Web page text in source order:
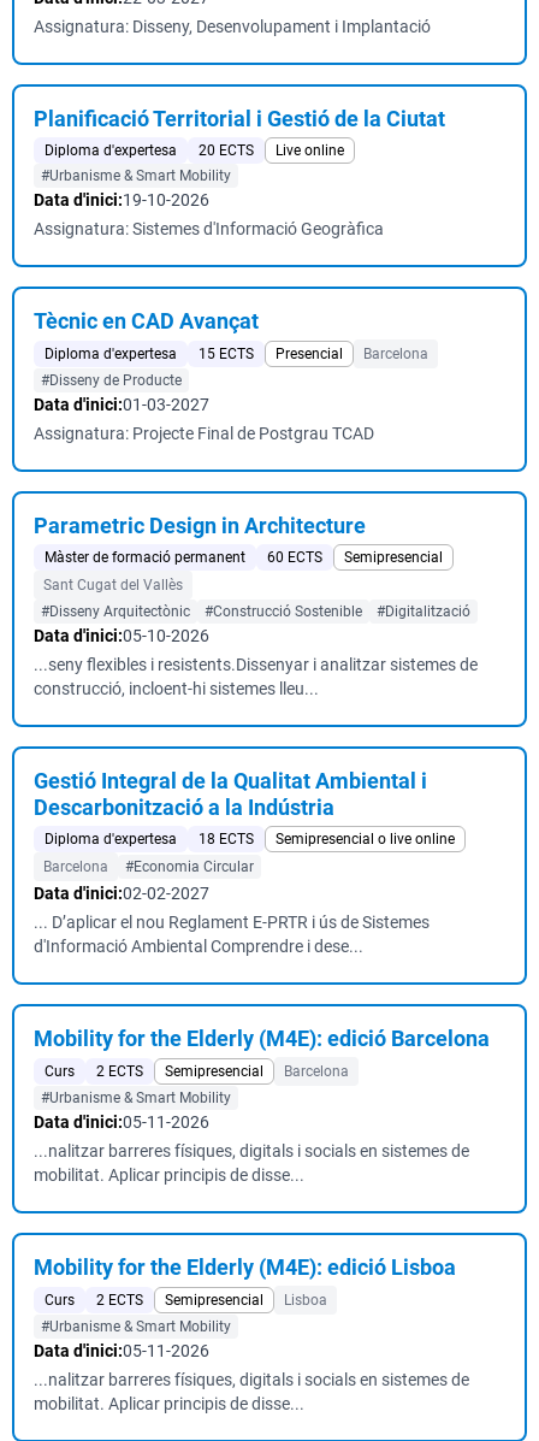
Assignatura: Disseny, Desenvolupament i Implantació
Planificació Territorial i Gestió de la Ciutat
Diploma d'expertesa 20 ECTS
Live online
#Urbanisme & Smart Mobility
Data d'inici:19-10-2026
Assignatura: Sistemes d'Informació Geogràfica
Tècnic en CAD Avançat
Diploma d'expertesa 15 ECTS Presencial
Barcelona
#Disseny de Producte
Data d'inici:01-03-2027
Assignatura: Projecte Final de Postgrau TCAD
Parametric Design in Architecture
Màster de formació permanent 60 ECTS
Semipresencial
Sant Cugat del Vallès
#Disseny Arquitectònic
#Construcció Sostenible #Digitalització
Data d'inici:05-10-2026
...seny flexibles i resistents.Dissenyar i analitzar sistemes de
construcció, incloent-hi sistemes lleu...
Gestió Integral de la Qualitat Ambiental i
Descarbonització a la Indústria
Diploma d'expertesa 18 ECTS
Semipresencial o live online
Barcelona
#Economia Circular
Data d'inici:02-02-2027
... D’aplicar el nou Reglament E-PRTR i ús de Sistemes
d'Informació Ambiental Comprendre i dese...
Mobility for the Elderly (M4E): edició Barcelona
Curs 2 ECTS Semipresencial
Barcelona
#Urbanisme & Smart Mobility
Data d'inici:05-11-2026
...nalitzar barreres físiques, digitals i socials en sistemes de
mobilitat. Aplicar principis de disse...
Mobility for the Elderly (M4E): edició Lisboa
Curs 2 ECTS Semipresencial
Lisboa
#Urbanisme & Smart Mobility
Data d'inici:05-11-2026
...nalitzar barreres físiques, digitals i socials en sistemes de
mobilitat. Aplicar principis de disse...